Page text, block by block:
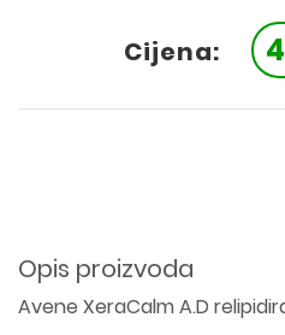
Cijena:
Opis proizvoda
Avene XeraCalm A.D